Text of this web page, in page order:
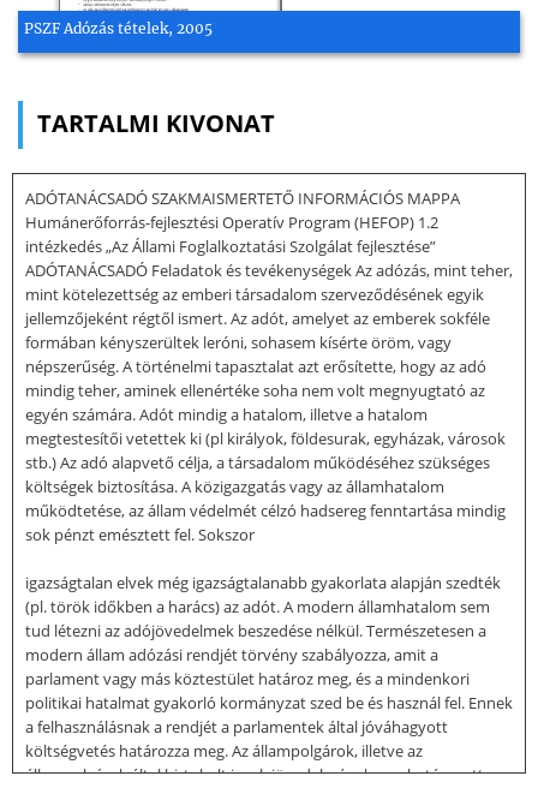
PSZF Adózás tételek, 2005
TARTALMI KIVONAT
ADÓTANÁCSADÓ SZAKMAISMERTETŐ INFORMÁCIÓS MAPPA
Humánerőforrás-fejlesztési Operatív Program (HEFOP) 1.2
intézkedés „Az Állami Foglalkoztatási Szolgálat fejlesztése”
ADÓTANÁCSADÓ Feladatok és tevékenységek Az adózás, mint teher,
mint kötelezettség az emberi társadalom szerveződésének egyik
jellemzőjeként régtől ismert. Az adót, amelyet az emberek sokféle
formában kényszerültek leróni, sohasem kísérte öröm, vagy
népszerűség. A történelmi tapasztalat azt erősítette, hogy az adó
mindig teher, aminek ellenértéke soha nem volt megnyugtató az
egyén számára. Adót mindig a hatalom, illetve a hatalom
megtestesítői vetettek ki (pl királyok, földesurak, egyházak, városok
stb.) Az adó alapvető célja, a társadalom működéséhez szükséges
költségek biztosítása. A közigazgatás vagy az államhatalom
működtetése, az állam védelmét célzó hadsereg fenntartása mindig
sok pénzt emésztett fel. Sokszor
igazságtalan elvek még igazságtalanabb gyakorlata alapján szedték
(pl. török időkben a harács) az adót. A modern államhatalom sem
tud létezni az adójövedelmek beszedése nélkül. Természetesen a
modern állam adózási rendjét törvény szabályozza, amit a
parlament vagy más köztestület határoz meg, és a mindenkori
politikai hatalmat gyakorló kormányzat szed be és használ fel. Ennek
a felhasználásnak a rendjét a parlamentek által jóváhagyott
költségvetés határozza meg. Az állampolgárok, illetve az
állampolgárok által birtokolt javak jövedelmének meghatározott